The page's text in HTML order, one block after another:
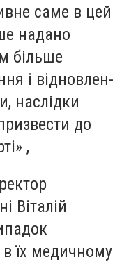
саме в цей
надано
більше
і від­новлен­
наслід­ки
до
,
Віталій
їх медичному